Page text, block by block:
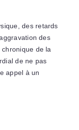
des retards
des
chronique de la
de ne pas
appel à un